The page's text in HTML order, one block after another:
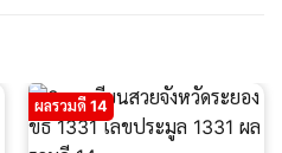
ผลรวมดี 14